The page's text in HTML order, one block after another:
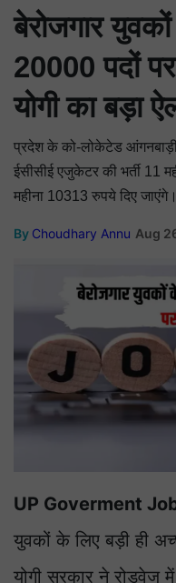
बेरोजगार
20000 पदों पर
योगी का बड़ा
प्रदेश के को-लोकेटेड
ईसीसीई एजुकेटर की भर्ती 11
महीना 10313 रुपये दिए जाएंगे।
By Choudhary Annu Aug
UP Goverment
युवकों के लिए बड़ी ही
योगी सरकार ने रोडवेज